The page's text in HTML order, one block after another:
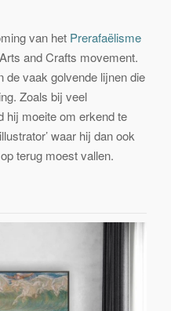
van het Prerafaëlisme
and Crafts movement.
vaak golvende lijnen die
Zoals bij veel
hij moeite om erkend te
waar hij dan ook
terug moest vallen.